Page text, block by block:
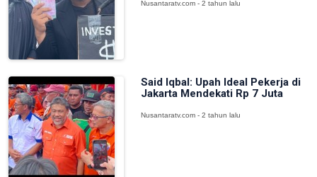
Nusantaratv.com - 2 tahun lalu
Said Iqbal: Upah Ideal Pekerja di
Jakarta Mendekati Rp 7 Juta
Nusantaratv.com - 2 tahun lalu